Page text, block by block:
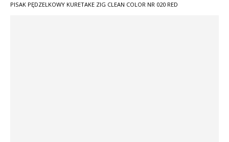
PISAK PĘDZELKOWY KURETAKE ZIG CLEAN COLOR NR 020 RED